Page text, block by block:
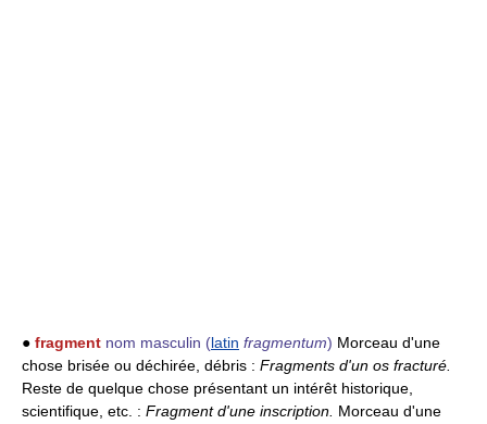
● fragment nom masculin (latin fragmentum) Morceau d'une
chose brisée ou déchirée, débris : Fragments d'un os fracturé.
Reste de quelque chose présentant un intérêt historique,
scientifique, etc. : Fragment d'une inscription. Morceau d'une